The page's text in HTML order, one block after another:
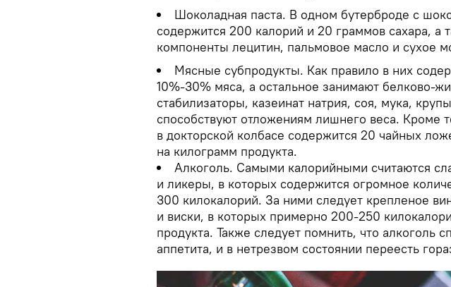
Шоколадная паста. В одном бутерброде с
содержится 200 калорий и 20 граммов сахара, а
компоненты лецитин, пальмовое масло и сухое
Мясные субпродукты. Как правило в них
10%-30% мяса, а остальное занимают белково-
стабилизаторы, казеинат натрия, соя, мука,
способствуют отложениям лишнего веса. Кроме
в докторской колбасе содержится 20 чайных
на килограмм продукта.
Алкоголь. Самыми калорийными считаются
и ликеры, в которых содержится огромное
300 килокалорий. За ними следует крепленое
и виски, в которых примерно 200-250
продукта. Также следует помнить, что алкоголь
аппетита, и в нетрезвом состоянии переесть